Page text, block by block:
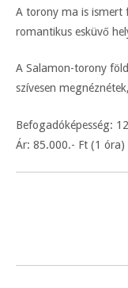
A torony ma is ismert
romantikus esküvő
A Salamon-torony
szívesen
Befogadóképesség:
Ár: 85.000.- Ft (1 óra)